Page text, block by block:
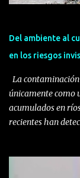
trabajó en la
le permitió
Del ambiente al
en los riesgos
La
únicamente como
acumulados en
recientes han
consecuencias a